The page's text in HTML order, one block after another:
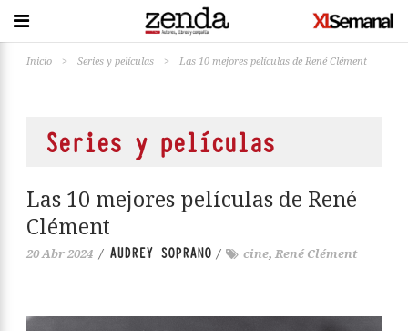
Inicio > Series y películas > Las 10 mejores películas de René Clément
Series y películas
Las 10 mejores películas de René
Clément
20 Abr 2024 / AUDREY SOPRANO / cine, René Clément